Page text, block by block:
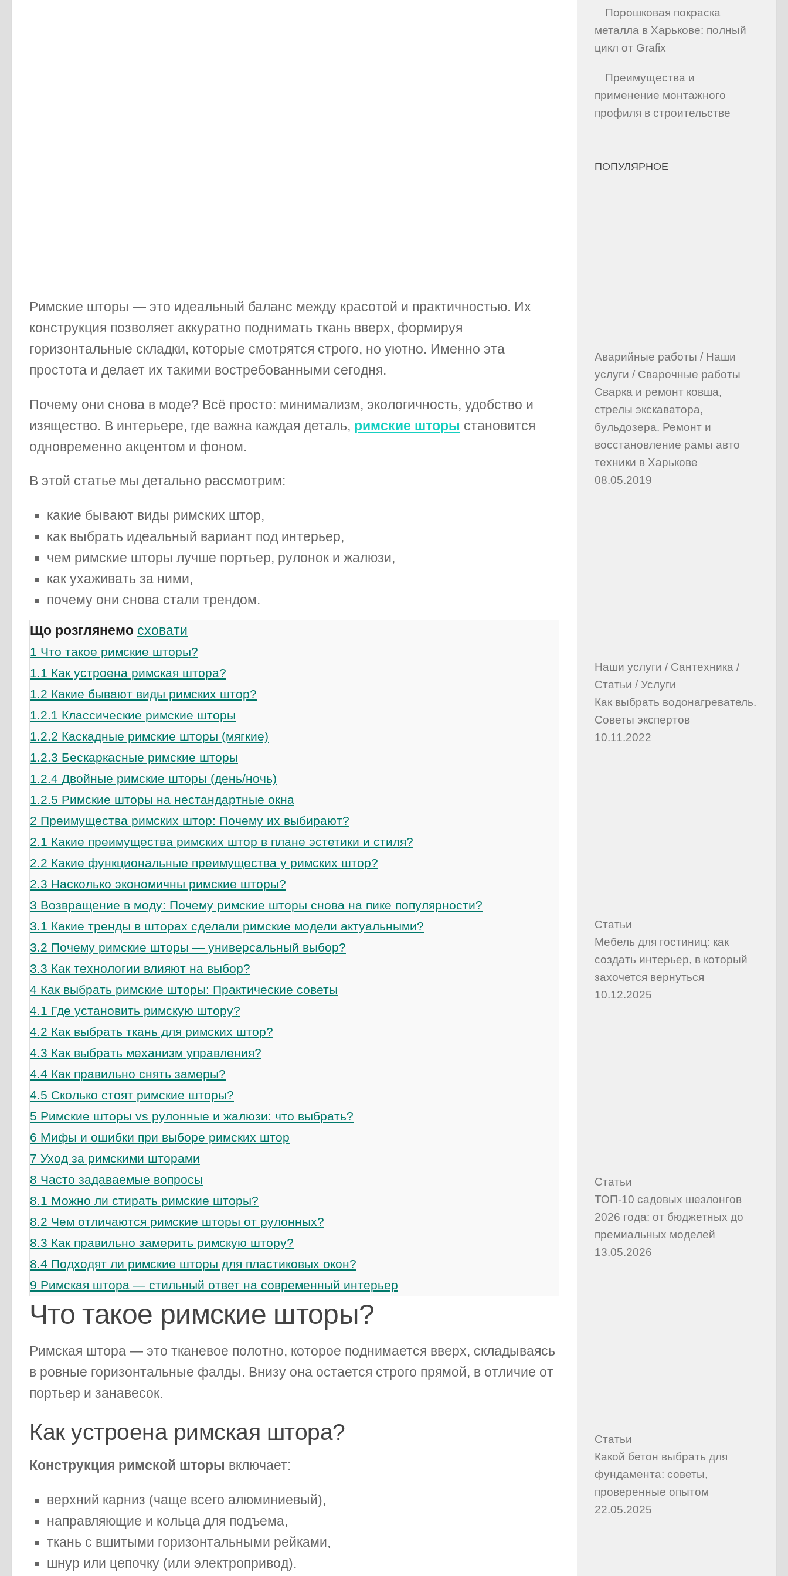
Римские шторы — это идеальный баланс между красотой и практичностью. Их
конструкция позволяет аккуратно поднимать ткань вверх, формируя
горизонтальные складки, которые смотрятся строго, но уютно. Именно эта
простота и делает их такими востребованными сегодня.
Почему они снова в моде? Всё просто: минимализм, экологичность, удобство и
изящество. В интерьере, где важна каждая деталь, римские шторы становится
одновременно акцентом и фоном.
В этой статье мы детально рассмотрим:
какие бывают виды римских штор,
как выбрать идеальный вариант под интерьер,
чем римские шторы лучше портьер, рулонок и жалюзи,
как ухаживать за ними,
почему они снова стали трендом.
Що розглянемо сховати
1 Что такое римские шторы?
1.1 Как устроена римская штора?
1.2 Какие бывают виды римских штор?
1.2.1 Классические римские шторы
1.2.2 Каскадные римские шторы (мягкие)
1.2.3 Бескаркасные римские шторы
1.2.4 Двойные римские шторы (день/ночь)
1.2.5 Римские шторы на нестандартные окна
2 Преимущества римских штор: Почему их выбирают?
2.1 Какие преимущества римских штор в плане эстетики и стиля?
2.2 Какие функциональные преимущества у римских штор?
2.3 Насколько экономичны римские шторы?
3 Возвращение в моду: Почему римские шторы снова на пике популярности?
3.1 Какие тренды в шторах сделали римские модели актуальными?
3.2 Почему римские шторы — универсальный выбор?
3.3 Как технологии влияют на выбор?
4 Как выбрать римские шторы: Практические советы
4.1 Где установить римскую штору?
4.2 Как выбрать ткань для римских штор?
4.3 Как выбрать механизм управления?
4.4 Как правильно снять замеры?
4.5 Сколько стоят римские шторы?
5 Римские шторы vs рулонные и жалюзи: что выбрать?
6 Мифы и ошибки при выборе римских штор
7 Уход за римскими шторами
8 Часто задаваемые вопросы
8.1 Можно ли стирать римские шторы?
8.2 Чем отличаются римские шторы от рулонных?
8.3 Как правильно замерить римскую штору?
8.4 Подходят ли римские шторы для пластиковых окон?
9 Римская штора — стильный ответ на современный интерьер
Что такое римские шторы?
Римская штора — это тканевое полотно, которое поднимается вверх, складываясь
в ровные горизонтальные фалды. Внизу она остается строго прямой, в отличие от
портьер и занавесок.
Как устроена римская штора?
Конструкция римской шторы включает:
верхний карниз (чаще всего алюминиевый),
направляющие и кольца для подъема,
ткань с вшитыми горизонтальными рейками,
шнур или цепочку (или электропривод).
Порошковая покраска
металла в Харькове: полный
цикл от Grafix
Преимущества и
применение монтажного
профиля в строительстве
ПОПУЛЯРНОЕ
Аварийные работы / Наши
услуги / Сварочные работы
Сварка и ремонт ковша,
стрелы экскаватора,
бульдозера. Ремонт и
восстановление рамы авто
техники в Харькове
08.05.2019
Наши услуги / Сантехника /
Статьи / Услуги
Как выбрать водонагреватель.
Советы экспертов
10.11.2022
Статьи
Мебель для гостиниц: как
создать интерьер, в который
захочется вернуться
10.12.2025
Статьи
ТОП-10 садовых шезлонгов
2026 года: от бюджетных до
премиальных моделей
13.05.2026
Статьи
Какой бетон выбрать для
фундамента: советы,
проверенные опытом
22.05.2025